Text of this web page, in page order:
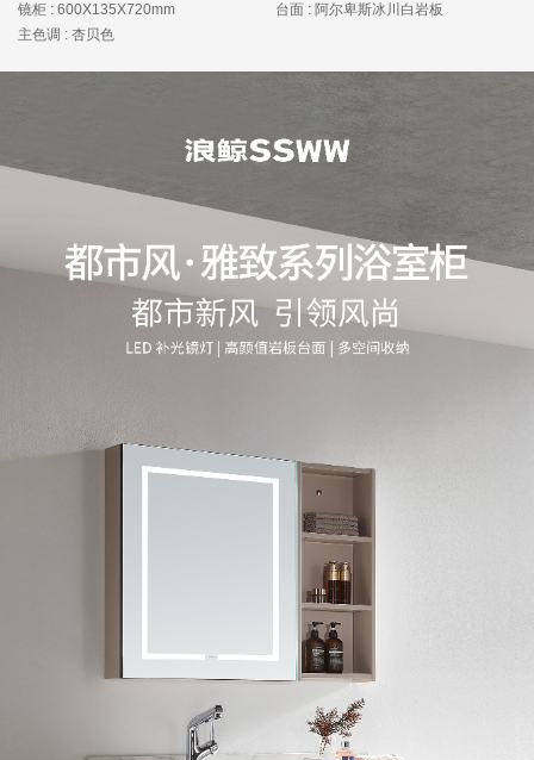
镜柜 : 600X135X720mm
台面 : 阿尔卑斯冰川白岩板
主色调 : 杏贝色